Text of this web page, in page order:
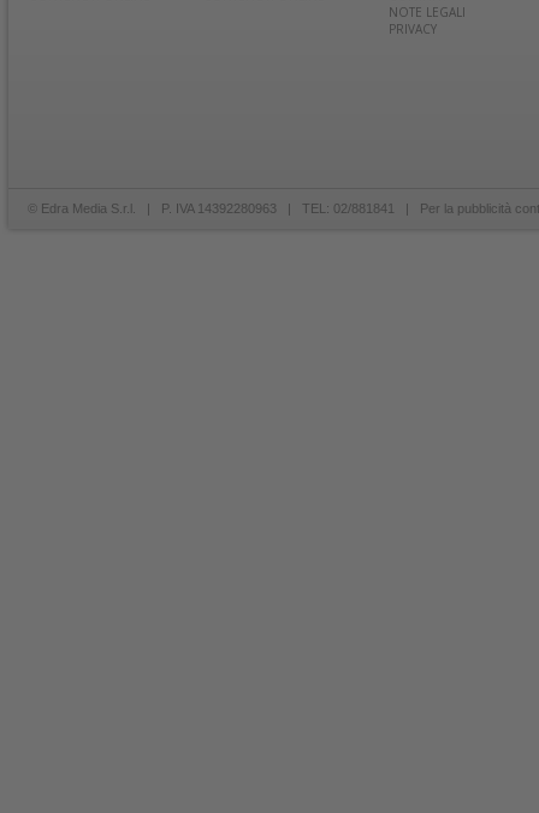
NOTE LEGALI
PRIVACY
© Edra Media S.r.l. | P. IVA 14392280963 | TEL: 02/881841 | Per la pubblicità